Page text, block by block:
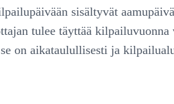
sisältyvät
tulee täyttää
on aikataulullisesti ja